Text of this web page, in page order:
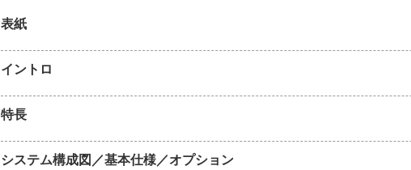
表紙
イントロ
特長
システム構成図／基本仕様／オプション